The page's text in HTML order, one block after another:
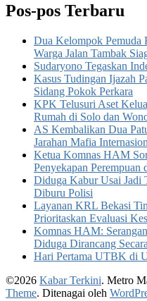
Pos-pos Terbaru
Dua Kelompok Pemuda
Warga Jalan Tambak
Sudaryono Tegaskan
Kasus Tudingan Ijazah
Sidang Pokok Perkara
KPK Telusuri Aset
Rumah di Solo dan
AS Kembalikan Dua
Jarahan Mafia
Ketua Komnas HAM
Penyekapan Perempuan
Diduga Kabur Usai Jadi
Diburu Polisi
Layanan KRL Bekasi
Prioritaskan Evaluasi
Komnas HAM:
Diduga Dirancang
Hari Pertama UTBK di
©2026 Kabar Terkini. Metro
Theme. Ditenagai oleh